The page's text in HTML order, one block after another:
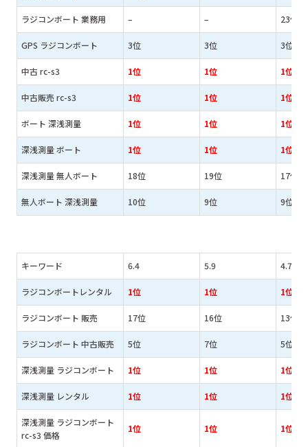
ラジコンボート 業務用 – – 23位
GPS ラジコンボート 3位 3位 3位
中古 rc-s3 1位 1位 1位
中古販売 rc-s3 1位 1位 1位
ボート 深浅測量 1位 1位 1位
深浅測量 ボート 1位 1位 1位
深浅測量 無人ボート 18位 19位 17位
無人ボート 深浅測量 10位 9位 9位
キーワード 6.4 5.9 4.7
ラジコンボートレンタル 1位 1位 1位
ラジコンボート 販売 17位 16位 13位
ラジコンボート 中古販売 5位 7位 5位
深浅測量 ラジコンボート 1位 1位 1位
深浅測量 レンタル 1位 1位 1位
深浅測量 ラジコンボート
rc-s3 価格
1位 1位 1位